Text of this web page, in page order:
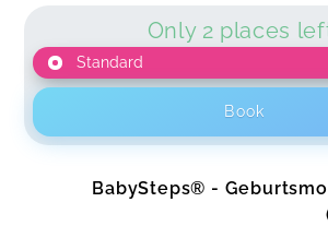
Vielen lieben Dank ❤️ Juna & ich
gute Zeit. Angelika
Only 2 places
Standard
Book
BabySteps® -